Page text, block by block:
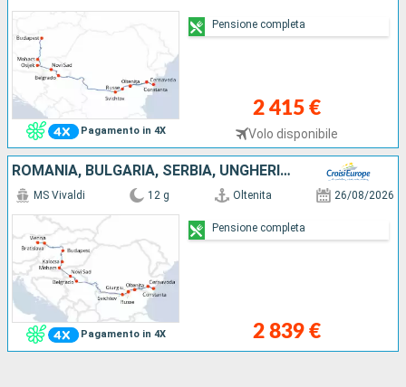
Pagamento in 4X
2 415 €
Volo disponibile
Pensione completa
ROMANIA, BULGARIA, SERBIA, UNGHERIA, SLOVACCHIA, AUSTRIA
Pagamento in 4X
MS Vivaldi 12 g Oltenita 26/08/2026
2 839 €
Pensione completa